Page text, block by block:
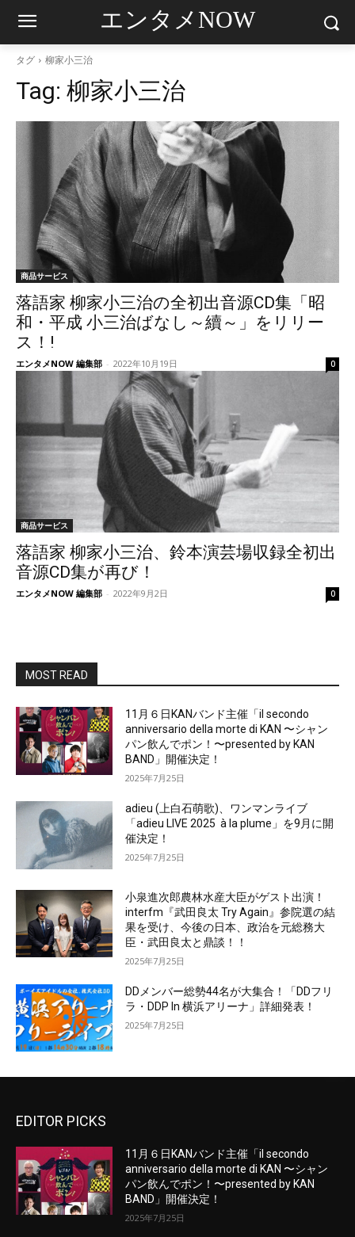
エンタメNOW
タグ 柳家小三治
Tag: 柳家小三治
商品サービス
落語家 柳家小三治の全初出音源CD集「昭
和・平成 小三治ばなし～續～」をリリー
ス！!
エンタメNOW 編集部 - 2022年10月19日 0
商品サービス
落語家 柳家小三治、鈴本演芸場収録全初出
音源CD集が再び！
エンタメNOW 編集部 - 2022年9月2日 0
MOST READ
11月６日KANバンド主催「il secondo
anniversario della morte di KAN 〜シャン
パン飲んでポン！〜presented by KAN
BAND」開催決定！
2025年7月25日
adieu (上白石萌歌)、ワンマンライブ
「adieu LIVE 2025 à la plume」を9月に開
催決定！
2025年7月25日
小泉進次郎農林水産大臣がゲスト出演！
interfm『武田良太 Try Again』参院選の結
果を受け、今後の日本、政治を元総務大
臣・武田良太と鼎談！！
2025年7月25日
DDメンバー総勢44名が大集合！「DDフリ
ラ・DDP In 横浜アリーナ」詳細発表！
2025年7月25日
EDITOR PICKS
11月６日KANバンド主催「il secondo
anniversario della morte di KAN 〜シャン
パン飲んでポン！〜presented by KAN
BAND」開催決定！
2025年7月25日